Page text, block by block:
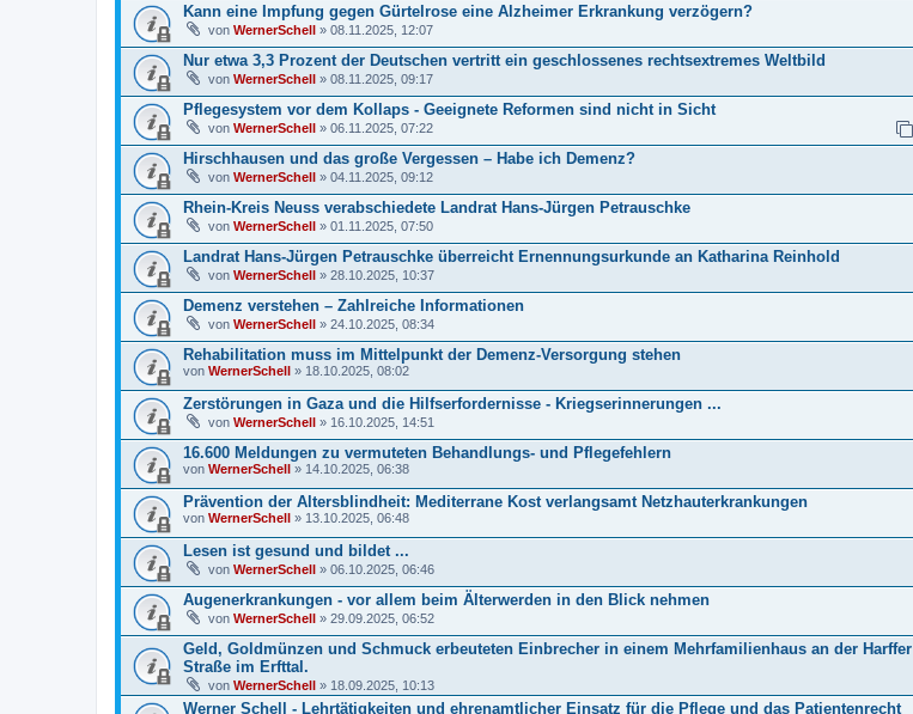
Kann eine Impfung gegen Gürtelrose eine Alzheimer Erkrankung verzögern?
von WernerSchell » 08.11.2025, 12:07
Nur etwa 3,3 Prozent der Deutschen vertritt ein geschlossenes rechtsextremes Weltbild
von WernerSchell » 08.11.2025, 09:17
Pflegesystem vor dem Kollaps - Geeignete Reformen sind nicht in Sicht
von WernerSchell » 06.11.2025, 07:22
Hirschhausen und das große Vergessen – Habe ich Demenz?
von WernerSchell » 04.11.2025, 09:12
Rhein-Kreis Neuss verabschiedete Landrat Hans-Jürgen Petrauschke
von WernerSchell » 01.11.2025, 07:50
Landrat Hans-Jürgen Petrauschke überreicht Ernennungsurkunde an Katharina Reinhold
von WernerSchell » 28.10.2025, 10:37
Demenz verstehen – Zahlreiche Informationen
von WernerSchell » 24.10.2025, 08:34
Rehabilitation muss im Mittelpunkt der Demenz-Versorgung stehen
von WernerSchell » 18.10.2025, 08:02
Zerstörungen in Gaza und die Hilfserfordernisse - Kriegserinnerungen ...
von WernerSchell » 16.10.2025, 14:51
16.600 Meldungen zu vermuteten Behandlungs- und Pflegefehlern
von WernerSchell » 14.10.2025, 06:38
Prävention der Altersblindheit: Mediterrane Kost verlangsamt Netzhauterkrankungen
von WernerSchell » 13.10.2025, 06:48
Lesen ist gesund und bildet ...
von WernerSchell » 06.10.2025, 06:46
Augenerkrankungen - vor allem beim Älterwerden in den Blick nehmen
von WernerSchell » 29.09.2025, 06:52
Geld, Goldmünzen und Schmuck erbeuteten Einbrecher in einem Mehrfamilienhaus an der Harffer
Straße im Erfttal.
von WernerSchell » 18.09.2025, 10:13
Werner Schell - Lehrtätigkeiten und ehrenamtlicher Einsatz für die Pflege und das Patientenrecht